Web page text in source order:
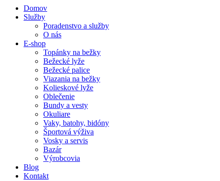
Domov
Služby
Poradenstvo a služby
O nás
E-shop
Topánky na bežky
Bežecké lyže
Bežecké palice
Viazania na bežky
Kolieskové lyže
Oblečenie
Bundy a vesty
Okuliare
Vaky, batohy, bidóny
Športová výživa
Vosky a servis
Bazár
Výrobcovia
Blog
Kontakt